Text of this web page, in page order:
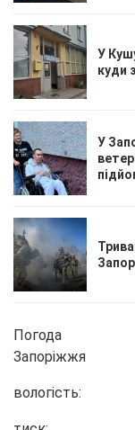
У
куди
У
Погода
Запоріжжя
вологість: